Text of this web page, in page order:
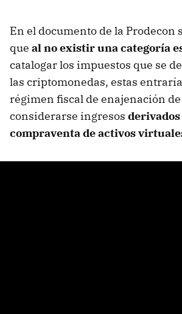
En el documento de la Prodecon
que al no existir una categoría
catalogar los impuestos que se
las criptomonedas, estas
régimen fiscal de enajenación
considerarse ingresos derivados
compraventa de activos